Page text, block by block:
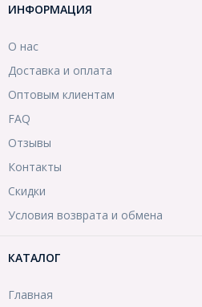
ИНФОРМАЦИЯ
О нас
Доставка и оплата
Оптовым клиентам
FAQ
Отзывы
Контакты
Скидки
Условия возврата и обмена
КАТАЛОГ
Главная